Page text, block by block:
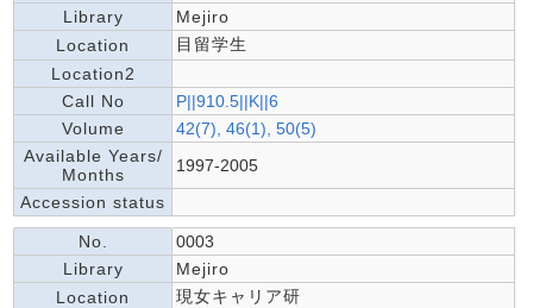
Library
Mejiro
Location
目留学生
Location2
Call No
P||910.5||K||6
Volume
42(7), 46(1), 50(5)
Available Years/
Months
1997-2005
Accession status
No.
0003
Library
Mejiro
Location
現女キャリア研